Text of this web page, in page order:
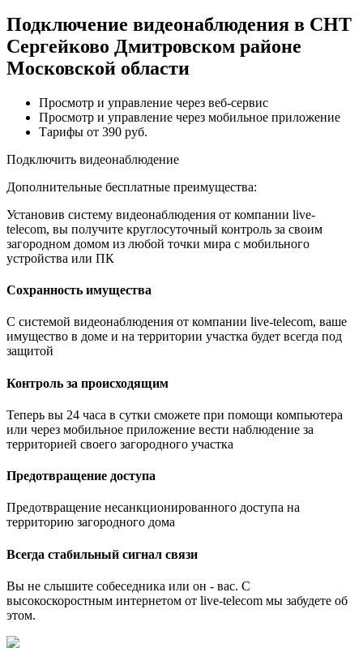
Подключение видеонаблюдения в СНТ
Сергейково Дмитровском районе
Московской области
Просмотр и управление через веб-сервис
Просмотр и управление через мобильное приложение
Тарифы от 390 руб.
Подключить видеонаблюдение
Дополнительные бесплатные преимущества:
Установив систему видеонаблюдения от компании live-
telecom, вы получите круглосуточный контроль за своим
загородном домом из любой точки мира с мобильного
устройства или ПК
Сохранность имущества
С системой видеонаблюдения от компании live-telecom, ваше
имущество в доме и на территории участка будет всегда под
защитой
Контроль за происходящим
Теперь вы 24 часа в сутки сможете при помощи компьютера
или через мобильное приложение вести наблюдение за
территорией своего загородного участка
Предотвращение доступа
Предотвращение несанкционированного доступа на
территорию загородного дома
Всегда стабильный сигнал связи
Вы не слышите собеседника или он - вас. С
высокоскоростным интернетом от live-telecom мы забудете об
этом.